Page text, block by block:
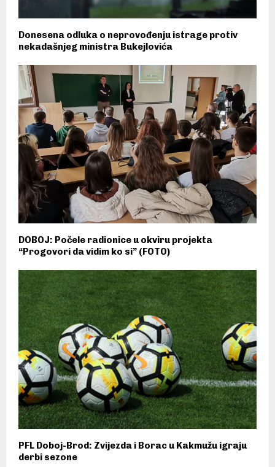
Donesena odluka o neprovođenju istrage protiv
nekadašnjeg ministra Bukejlovića
DOBOJ: Počele radionice u okviru projekta
“Progovori da vidim ko si” (FOTO)
PFL Doboj-Brod: Zvijezda i Borac u Kakmužu igraju
derbi sezone